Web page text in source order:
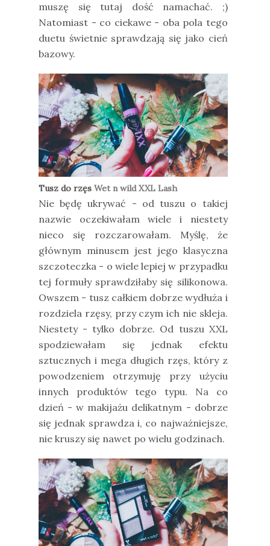
muszę się tutaj dość namachać. ;)
Natomiast - co ciekawe - oba pola tego
duetu świetnie sprawdzają się jako cień
bazowy.
Tusz do rzęs Wet n wild XXL Lash
Nie będę ukrywać - od tuszu o takiej
nazwie oczekiwałam wiele i niestety
nieco się rozczarowałam. Myślę, że
głównym minusem jest jego klasyczna
szczoteczka - o wiele lepiej w przypadku
tej formuły sprawdziłaby się silikonowa.
Owszem - tusz całkiem dobrze wydłuża i
rozdziela rzęsy, przy czym ich nie skleja.
Niestety - tylko dobrze. Od tuszu XXL
spodziewałam się jednak efektu
sztucznych i mega długich rzęs, który z
powodzeniem otrzymuję przy użyciu
innych produktów tego typu. Na co
dzień - w makijażu delikatnym - dobrze
się jednak sprawdza i, co najważniejsze,
nie kruszy się nawet po wielu godzinach.